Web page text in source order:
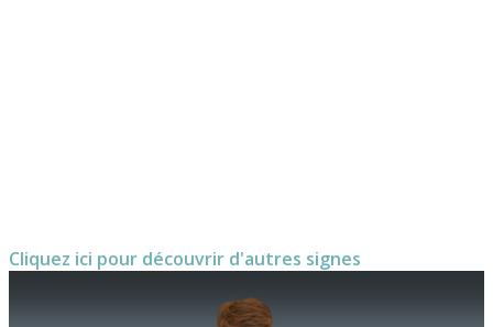
Cliquez ici pour découvrir d'autres signes